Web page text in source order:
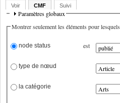
Voir CMF Suivi
Paramètres globaux
Montrer seulement les éléments pour lesquels
node status
type de nœud
la catégorie
est